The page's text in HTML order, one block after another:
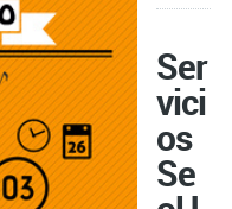
Ser
vici
os
Se